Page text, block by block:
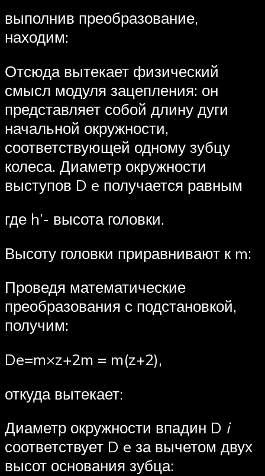
выполнив преобразование,
находим:
Отсюда вытекает физический
смысл модуля зацепления: он
представляет собой длину дуги
начальной окружности,
соответствующей одному зубцу
колеса. Диаметр окружности
выступов D e получается равным
где h’- высота головки.
Высоту головки приравнивают к m:
Проведя математические
преобразования с подстановкой,
получим:
De=m×z+2m = m(z+2),
откуда вытекает:
Диаметр окружности впадин D i
соответствует D e за вычетом двух
высот основания зубца: